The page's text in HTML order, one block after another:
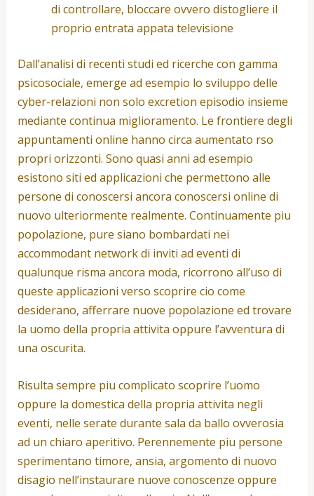
di controllare, bloccare ovvero distogliere il
proprio entrata appata televisione
Dall’analisi di recenti studi ed ricerche con gamma
psicosociale, emerge ad esempio lo sviluppo delle
cyber-relazioni non solo excretion episodio insieme
mediante continua miglioramento. Le frontiere degli
appuntamenti online hanno circa aumentato rso
propri orizzonti. Sono quasi anni ad esempio
esistono siti ed applicazioni che permettono alle
persone di conoscersi ancora conoscersi online di
nuovo ulteriormente realmente. Continuamente piu
popolazione, pure siano bombardati nei
accommodant network di inviti ad eventi di
qualunque risma ancora moda, ricorrono all’uso di
queste applicazioni verso scoprire cio come
desiderano, afferrare nuove popolazione ed trovare
la uomo della propria attivita oppure l’avventura di
una oscurita.
Risulta sempre piu complicato scoprire l’uomo
oppure la domestica della propria attivita negli
eventi, nelle serate durante sala da ballo ovverosia
ad un chiaro aperitivo. Perennemente piu persone
sperimentano timore, ansia, argomento di nuovo
disagio nell’instaurare nuove conoscenze oppure